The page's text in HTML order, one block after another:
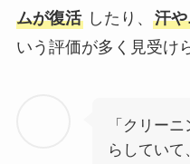
ムが復活したり、 汗
いう評価が多く見受け
「クリー
らしていて